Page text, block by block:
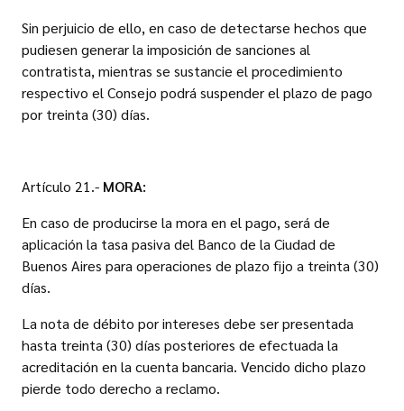
Sin perjuicio de ello, en caso de detectarse hechos que
pudiesen generar la imposición de sanciones al
contratista, mientras se sustancie el procedimiento
respectivo el Consejo podrá suspender el plazo de pago
por treinta (30) días.
Artículo 21.- MORA:
En caso de producirse la mora en el pago, será de
aplicación la tasa pasiva del Banco de la Ciudad de
Buenos Aires para operaciones de plazo fijo a treinta (30)
días.
La nota de débito por intereses debe ser presentada
hasta treinta (30) días posteriores de efectuada la
acreditación en la cuenta bancaria. Vencido dicho plazo
pierde todo derecho a reclamo.